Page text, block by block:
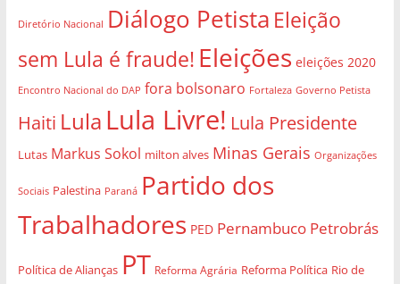
Diretório Nacional Diálogo Petista Eleição
sem Lula é fraude! Eleições eleições 2020
Encontro Nacional do DAP fora bolsonaro Fortaleza Governo Petista
Haiti Lula Lula Livre! Lula Presidente
Lutas Markus Sokol milton alves Minas Gerais Organizações
Sociais Palestina Paraná Partido dos
Trabalhadores PED Pernambuco Petrobrás
Política de Alianças PT Reforma Agrária Reforma Política Rio de